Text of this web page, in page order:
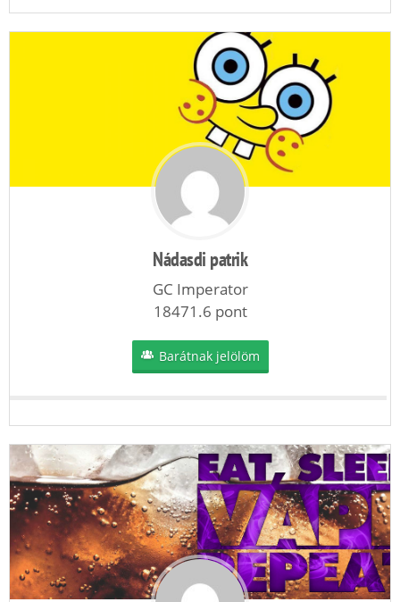
Nádasdi patrik
GC Imperator
18471.6 pont
Barátnak jelölöm